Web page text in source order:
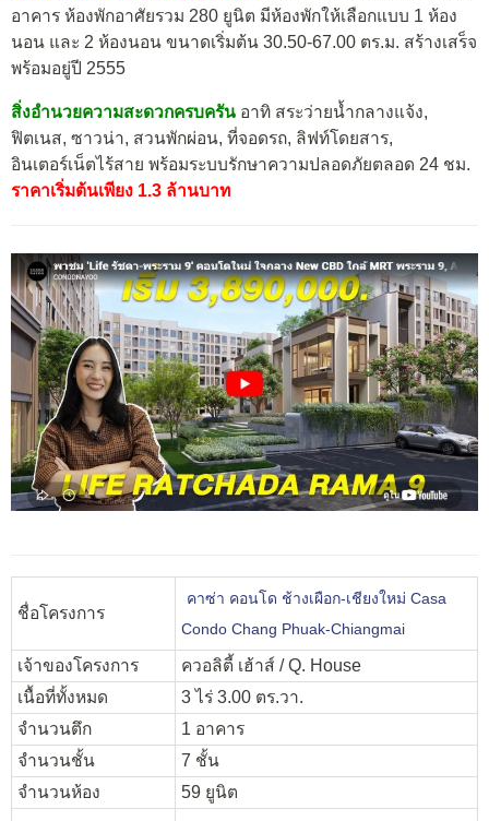
อาคาร ห้องพักอาศัยรวม 280 ยูนิต มีห้องพักให้เลือกแบบ 1 ห้อง
นอน และ 2 ห้องนอน ขนาดเริ่มต้น 30.50-67.00 ตร.ม. สร้างเสร็จ
พร้อมอยู่ปี 2555
สิ่งอำนวยความสะดวกครบครัน อาทิ สระว่ายน้ำกลางแจ้ง,
ฟิตเนส, ซาวน่า, สวนพักผ่อน, ที่จอดรถ, ลิฟท์โดยสาร,
อินเตอร์เน็ตไร้สาย พร้อมระบบรักษาความปลอดภัยตลอด 24 ชม.
ราคาเริ่มต้นเพียง 1.3 ล้านบาท
ชื่อโครงการ
คาซ่า คอนโด ช้างเผือก-เชียงใหม่ Casa
Condo Chang Phuak-Chiangmai
เจ้าของโครงการ
ควอลิตี้ เฮ้าส์ / Q. House
เนื้อที่ทั้งหมด
3 ไร่ 3.00 ตร.วา.
จำนวนตึก
1 อาคาร
จำนวนชั้น
7 ชั้น
จำนวนห้อง
59 ยูนิต